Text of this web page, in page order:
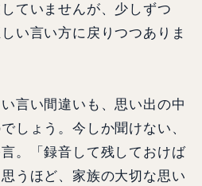
ていませんが、少しずつ
い言い方に戻りつつありま
言い間違いも、思い出の中
しょう。今しか聞けない、
。「録音して残しておけば
うほど、家族の大切な思い